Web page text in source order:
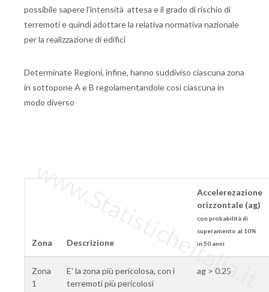
possibile sapere l'intensità attesa e il grado di rischio di
terremoti e quindi adottare la relativa normativa nazionale
per la realizzazione di edifici
Determinate Regioni, infine, hanno suddiviso ciascuna zona
in sottopone A e B regolamentandole così ciascuna in
modo diverso
Zona Descrizione
Accelerezazione
orizzontale (ag)
con probabilità di
superamento al 10%
in 50 anni
Zona
1
E' la zona più pericolosa, con i
terremoti più pericolosi
ag > 0.25
www.StatisticheItalia.it